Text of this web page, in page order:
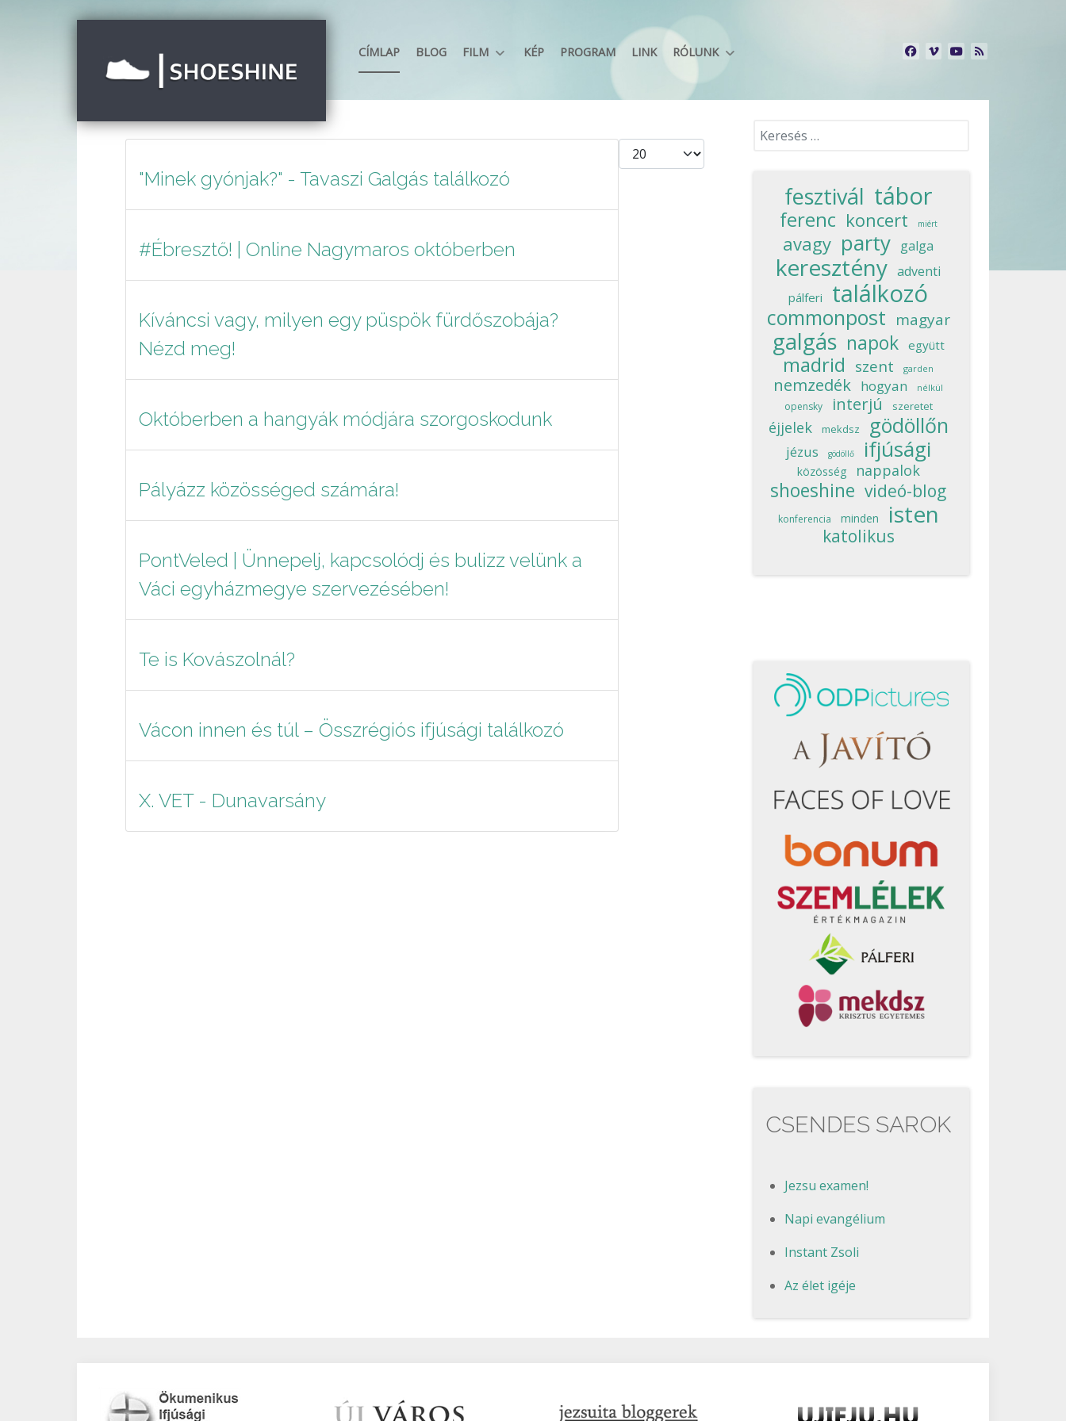
CÍMLAP BLOG FILM KÉP PROGRAM LINK RÓLUNK
Tételek #
"Minek gyónjak?" - Tavaszi Galgás találkozó
#Ébresztő! | Online Nagymaros októberben
Kíváncsi vagy, milyen egy püspök fürdőszobája?
Nézd meg!
Októberben a hangyák módjára szorgoskodunk
Pályázz közösséged számára!
PontVeled | Ünnepelj, kapcsolódj és bulizz velünk a
Váci egyházmegye szervezésében!
Te is Kovászolnál?
Vácon innen és túl – Összrégiós ifjúsági találkozó
X. VET - Dunavarsány
Keresés...
fesztivál tábor
ferenc koncert miért
avagy party galga
keresztény adventi
pálferi találkozó
commonpost magyar
galgás napok együtt
madrid szent garden
nemzedék hogyan nélkül
opensky interjú szeretet
éjjelek mekdsz gödöllőn
jézus gödöllő ifjúsági
közösség nappalok
shoeshine videó-blog
konferencia minden isten
katolikus
CSENDES SAROK
Jezsu examen!
Napi evangélium
Instant Zsoli
Az élet igéje